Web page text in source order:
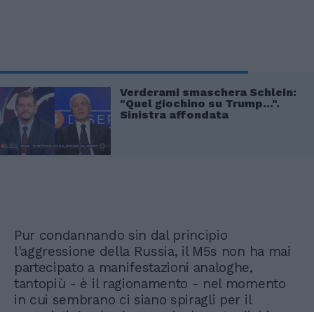
Verderami smaschera Schlein:
"Quel giochino su Trump...".
Sinistra affondata
Pur condannando sin dal principio
l'aggressione della Russia, il M5s non ha mai
partecipato a manifestazioni analoghe,
tantopiù - è il ragionamento - nel momento
in cui sembrano ci siano spiragli per il